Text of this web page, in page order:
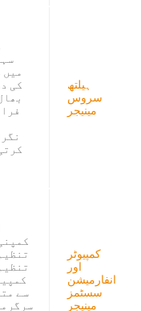
ہیلتھ
سروس
مینیجر
میں
کی
کمپیوٹر
اور
انفارمیشن
سسٹمز
مینیجر
سے